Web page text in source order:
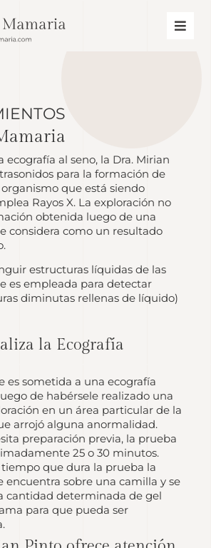
ecografía al seno, la Dra. Mirian
para la formación de
que está siendo
Rayos X. La exploración no
obtenida luego de una
considera como un resultado
estructuras líquidas de las
es empleada para detectar
diminutas rellenas de líquido)
la Ecografía
es sometida a una ecografía
de habérsele realizado una
en un área particular de la
arrojó alguna anormalidad.
preparación previa, la prueba
25 o 30 minutos.
que dura la prueba la
encuentra sobre una camilla y se
cantidad determinada de gel
para que pueda ser